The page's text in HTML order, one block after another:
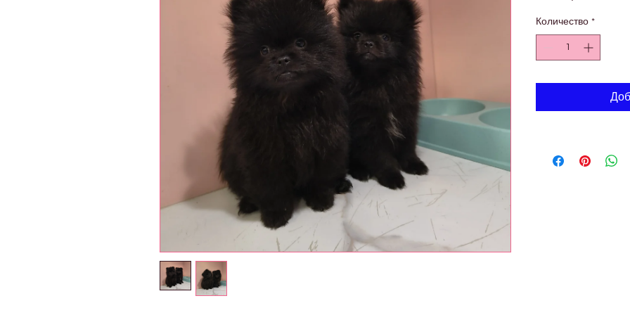
Количество *